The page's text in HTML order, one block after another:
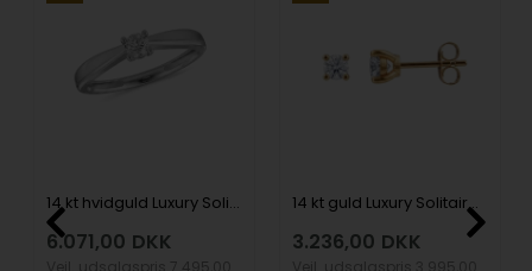
14 kt hvidguld Luxury Solitaire ring med i alt 0,25 ct Labgrown diamant Top Wesselston VS2
6.071,00 DKK
14 kt guld Luxury Solitaire ørestikkere med i alt 0,25 ct Labgrown diamant Top Wesselston VS2
3.236,00 DKK